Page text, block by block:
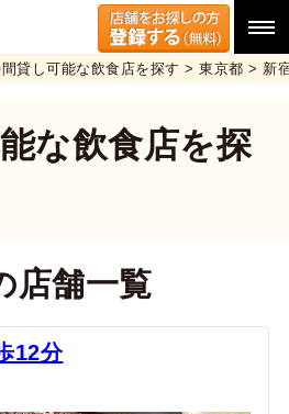
貸し可能な飲食店を探す >東京都 > 新
な飲食店を探
店舗一覧
12分